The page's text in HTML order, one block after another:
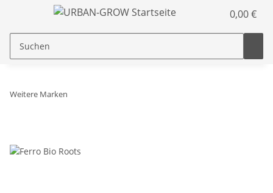
0,00 €
Weitere Marken